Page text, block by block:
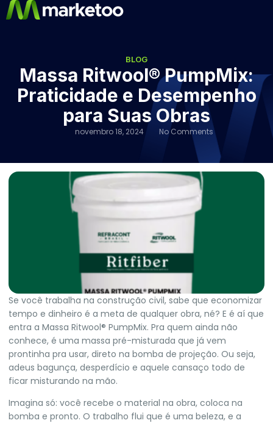
BLOG
Massa Ritwool® PumpMix:
Praticidade e Desempenho
para Suas Obras
novembro 18, 2024 No Comments
Se você trabalha na construção civil, sabe que economizar
tempo e dinheiro é a meta de qualquer obra, né? E é aí que
entra a Massa Ritwool® PumpMix. Pra quem ainda não
conhece, é uma massa pré-misturada que já vem
prontinha pra usar, direto na bomba de projeção. Ou seja,
adeus bagunça, desperdício e aquele cansaço todo de
ficar misturando na mão.
Imagina só: você recebe o material na obra, coloca na
bomba e pronto. O trabalho flui que é uma beleza, e a